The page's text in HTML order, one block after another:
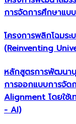
การจัดการศึกษาแบ
โครงการพลิกโฉมร
(Reinventing
หลักสูตรการพัฒนาบุ
การออกแบบการจัด
Alignment โดยใช้
- AI)